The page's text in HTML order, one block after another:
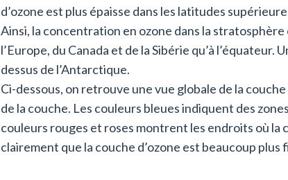
d’ozone est plus épaisse dans les latitudes
Ainsi, la concentration en ozone dans la
l’Europe, du Canada et de la Sibérie qu’à l’équateur.
dessus de l’Antarctique.
Ci-dessous, on retrouve une vue globale de la
de la couche. Les couleurs bleues indiquent des
couleurs rouges et roses montrent les endroits où la
clairement que la couche d’ozone est beaucoup plus